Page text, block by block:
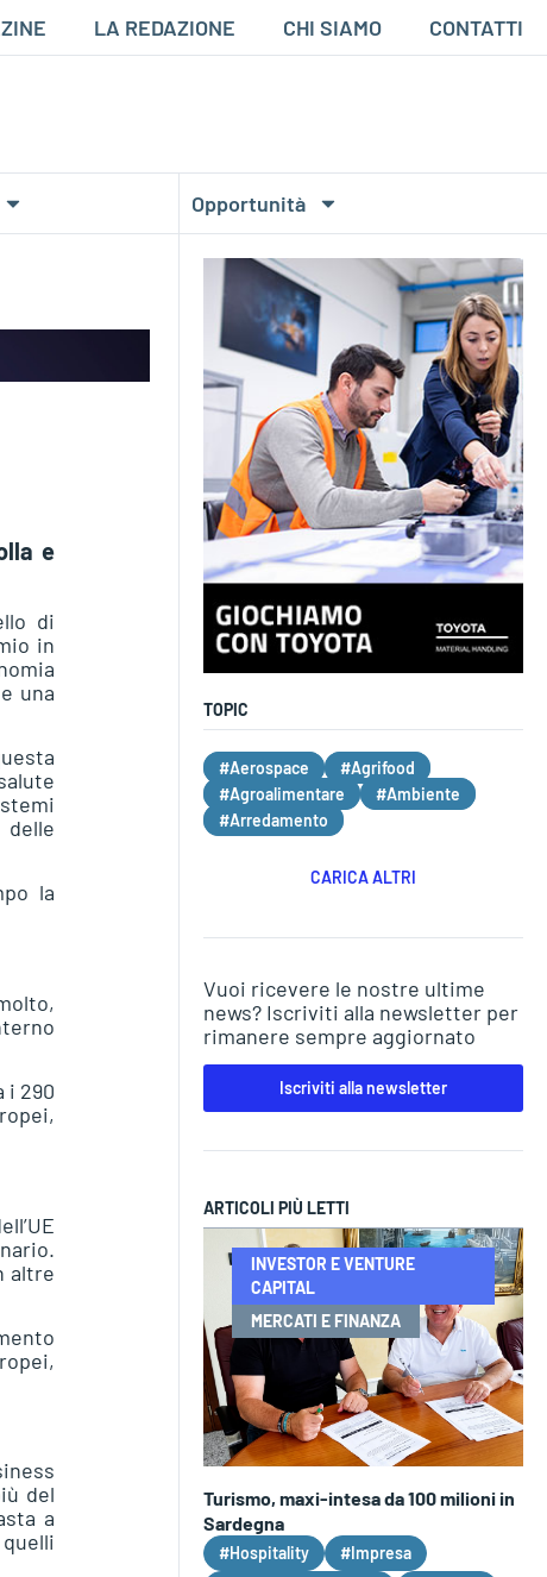
LA REDAZIONE CHI SIAMO CONTATTI
Opportunità
e
di
in
una
la
i 290
altre
del
a
TOPIC
#Aerospace
#Agrifood
#Agroalimentare
#Ambiente
#Arredamento
CARICA ALTRI
Vuoi ricevere le nostre ultime
news? Iscriviti alla newsletter per
rimanere sempre aggiornato
Iscriviti alla newsletter
ARTICOLI PIÙ LETTI
INVESTOR E VENTURE
CAPITAL
MERCATI E FINANZA
Turismo, maxi-intesa da 100 milioni in
Sardegna
#Hospitality
#Impresa